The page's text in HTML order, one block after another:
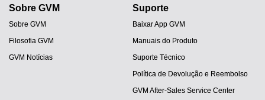
Sobre GVM
Sobre GVM
Filosofia GVM
GVM Notícias
Suporte
Baixar App GVM
Manuais do Produto
Suporte Técnico
Política de Devolução e Reembolso
GVM After-Sales Service Center